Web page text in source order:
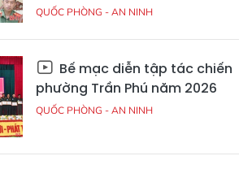
QUỐC PHÒNG - AN NINH
Bế mạc diễn tập tác chiến
phường Trần Phú năm 2026
QUỐC PHÒNG - AN NINH